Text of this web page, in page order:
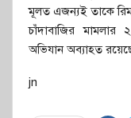
মূলত এজন্যই তাকে
চাঁদাবাজির
অভিযান অব্যাহত
jn